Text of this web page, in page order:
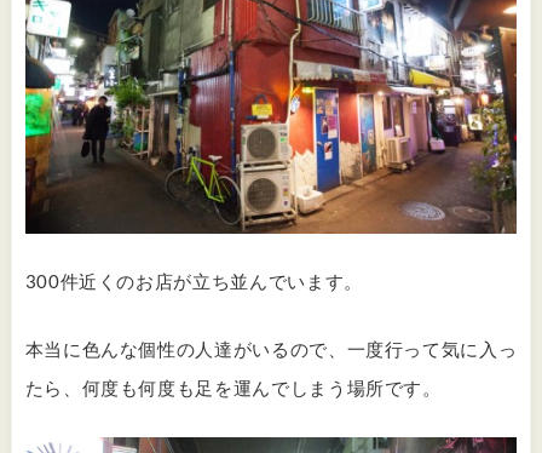
300件近くのお店が立ち並んでいます。
本当に色んな個性の人達がいるので、一度行って気に入っ
たら、何度も何度も足を運んでしまう場所です。